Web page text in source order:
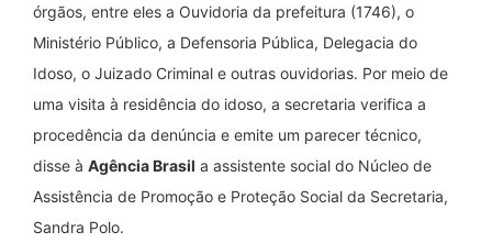
órgãos, entre eles a Ouvidoria da prefeitura (1746), o
Ministério Público, a Defensoria Pública, Delegacia do
Idoso, o Juizado Criminal e outras ouvidorias. Por meio de
uma visita à residência do idoso, a secretaria verifica a
procedência da denúncia e emite um parecer técnico,
disse à Agência Brasil a assistente social do Núcleo de
Assistência de Promoção e Proteção Social da Secretaria,
Sandra Polo.